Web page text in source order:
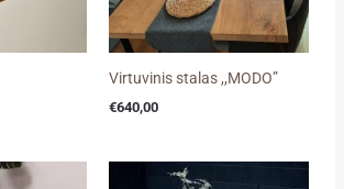
Virtuvinis stalas ,,MODO”
€640,00